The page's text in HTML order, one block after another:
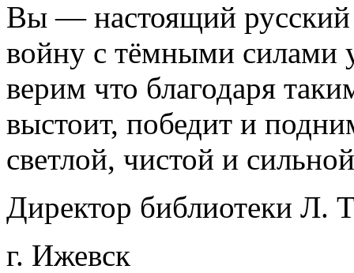
Вы — настоящий русский
войну с тёмными силами
верим что благодаря
выстоит, победит и
светлой, чистой и
Директор библиотеки Л.
г. Ижевск